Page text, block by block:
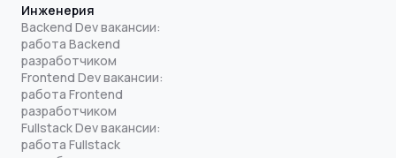
Инженерия
Backend Dev вакансии:
работа Backend
разработчиком
Frontend Dev вакансии:
работа Frontend
разработчиком
Fullstack Dev вакансии:
работа Fullstack